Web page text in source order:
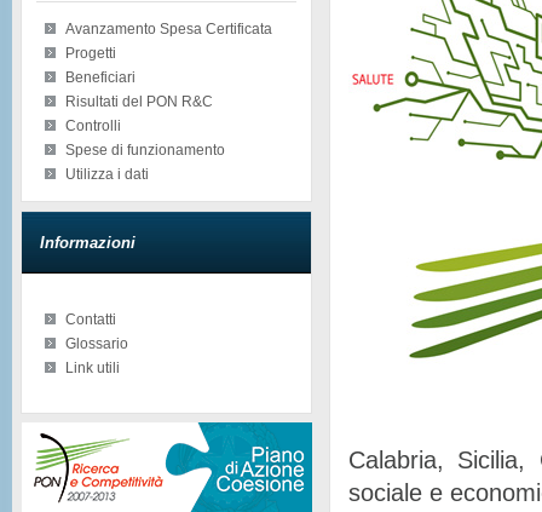
Avanzamento Spesa Certificata
Progetti
Beneficiari
Risultati del PON R&C
Controlli
Spese di funzionamento
Utilizza i dati
Informazioni
Contatti
Glossario
Link utili
Calabria, Sicilia,
sociale e